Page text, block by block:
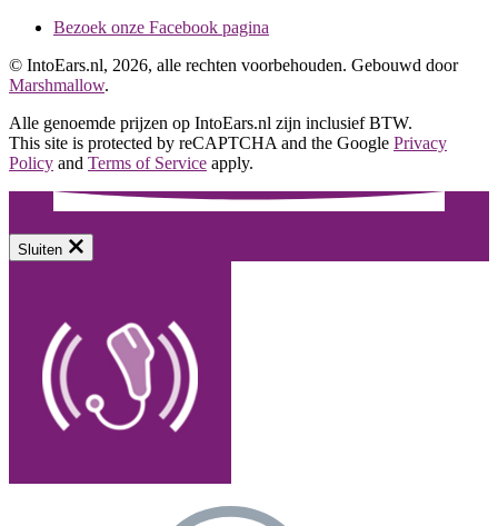
Bezoek onze Facebook pagina
© IntoEars.nl, 2026, alle rechten voorbehouden. Gebouwd door
Marshmallow.
Alle genoemde prijzen op IntoEars.nl zijn inclusief BTW.
This site is protected by reCAPTCHA and the Google Privacy
Policy and Terms of Service apply.
Sluiten